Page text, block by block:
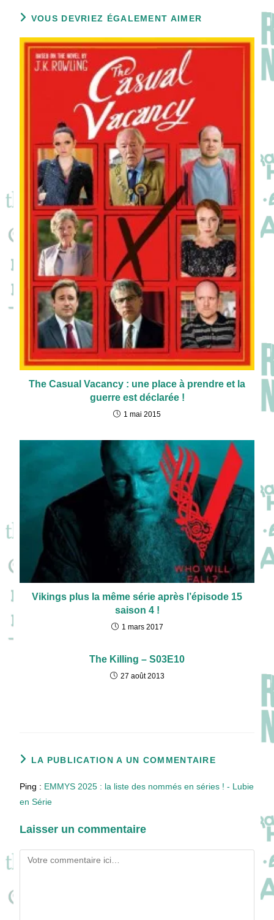
VOUS DEVRIEZ ÉGALEMENT AIMER
The Casual Vacancy : une place à prendre et la
guerre est déclarée !
1 mai 2015
Vikings plus la même série après l’épisode 15
saison 4 !
1 mars 2017
The Killing – S03E10
27 août 2013
LA PUBLICATION A UN COMMENTAIRE
Ping : EMMYS 2025 : la liste des nommés en séries ! - Lubie
en Série
Laisser un commentaire
Comment